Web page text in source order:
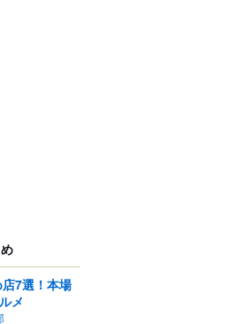
7選！本場
メ